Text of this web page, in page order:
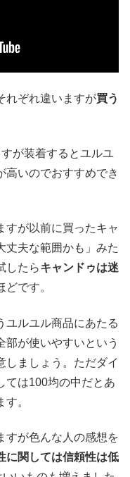
れぞれ違いますが買う
が装着するとユルユ
高いのでおすすめでき
すが以前に買ったキャ
丈夫な範囲かも」みた
したらキャンドゥは迷
どです。
ユルユル商品にあたる
部が使いやすいという
しましょう。ただダイ
ては100均の中だとあ
。
すが色んな人の感想を
に関しては信頼性は低